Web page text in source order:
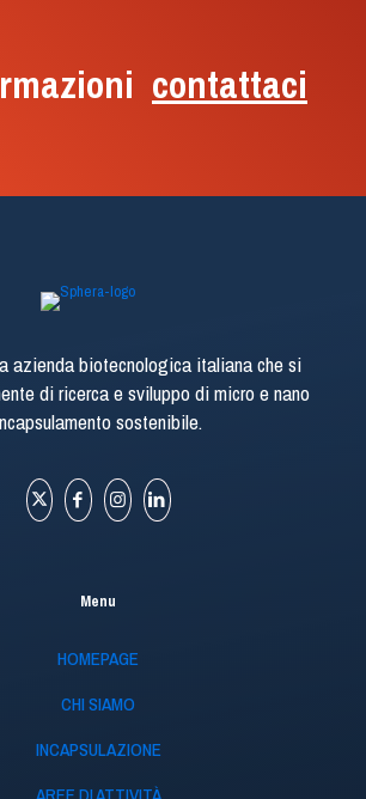
contattaci
azienda biotecnologica italiana che si
di ricerca e sviluppo di micro e nano
sostenibile.
Menu
HOMEPAGE
CHI SIAMO
INCAPSULAZIONE